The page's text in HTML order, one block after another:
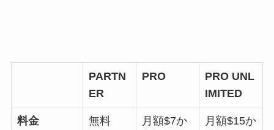
PARTN
ER
PRO
PRO UNL
IMITED
料金 無料
月額$7か
月額$15か